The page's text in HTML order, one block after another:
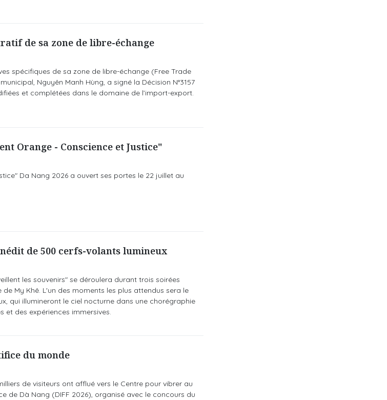
de sa zone de libre-échange
spécifiques de sa zone de libre-échange (Free Trade
Nguyên Manh Hùng, a signé la Décision N°3157
et complétées dans le domaine de l’import-export.
Orange - Conscience et Justice"
Da Nang 2026 a ouvert ses portes le 22 juillet au
de 500 cerfs-volants lumineux
les souvenirs" se déroulera durant trois soirées
My Khê. L'un des moments les plus attendus sera le
qui illumineront le ciel nocturne dans une chorégraphie
et des expériences immersives.
du monde
de visiteurs ont afflué vers le Centre pour vibrer au
de Dà Nang (DIFF 2026), organisé avec le concours du